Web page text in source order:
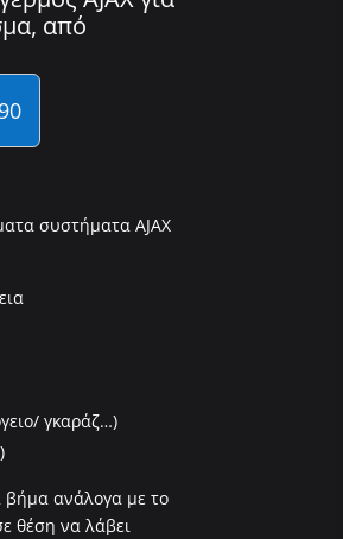
από
συστήματα AJAX
γκαράζ…)
βήμα ανάλογα με το
θέση να λάβει